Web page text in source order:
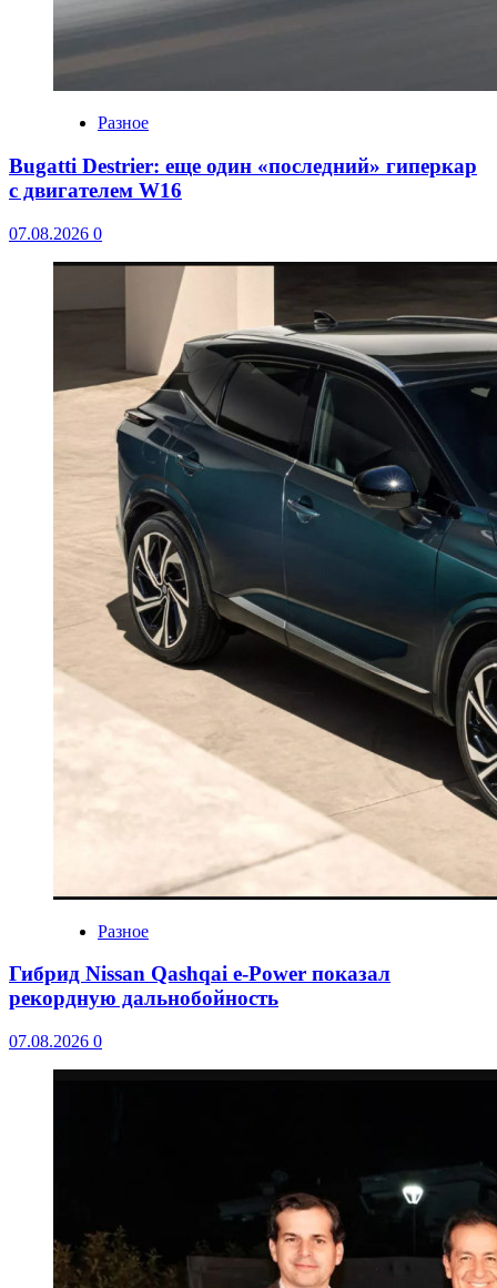
Разное
Bugatti Destrier: еще один «последний» гиперкар
с двигателем W16
07.08.2026 0
Разное
Гибрид Nissan Qashqai e-Power показал
рекордную дальнобойность
07.08.2026 0